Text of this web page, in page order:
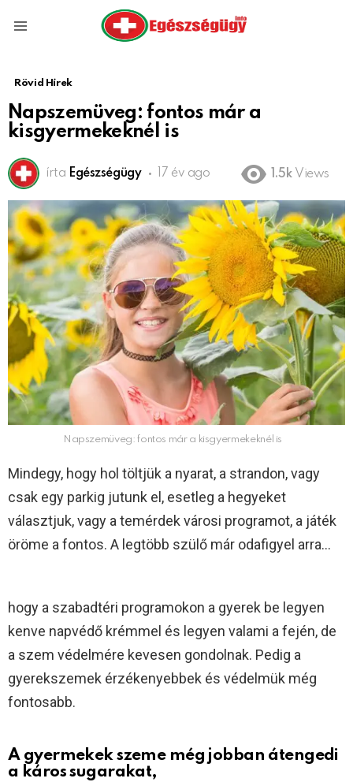
Rövid Hírek
Napszemüveg: fontos már a
kisgyermekeknél is
írta Egészségügy 17 év ago 1.5k Views
Napszemüveg: fontos már a kisgyermekeknél is
Mindegy, hogy hol töltjük a nyarat, a strandon, vagy
csak egy parkig jutunk el, esetleg a hegyeket
választjuk, vagy a temérdek városi programot, a játék
öröme a fontos. A legtöbb szülő már odafigyel arra…
hogy a szabadtéri programokon a gyerek be legyen
kenve napvédő krémmel és legyen valami a fején, de
a szem védelmére kevesen gondolnak. Pedig a
gyerekszemek érzékenyebbek és védelmük még
fontosabb.
A gyermekek szeme még jobban átengedi
a káros sugarakat,